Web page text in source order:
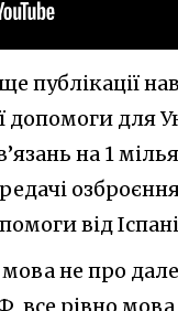
публікації
допомоги для
на 1
від
не про